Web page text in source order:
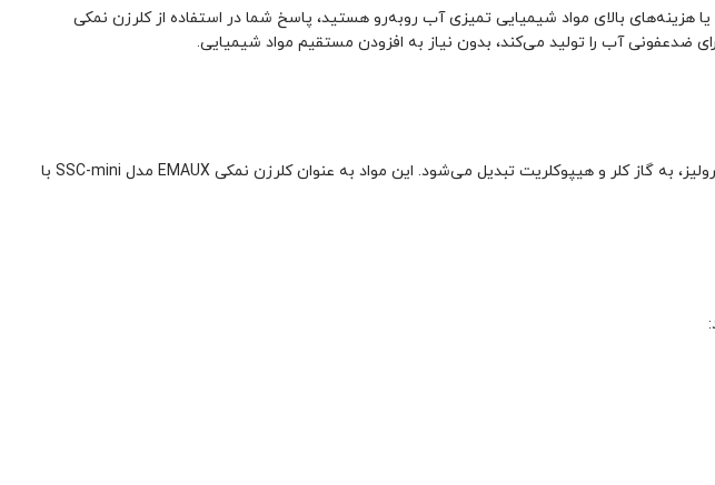
بالای مواد شیمیایی تمیزی آب روبه‌رو هستید، پاسخ شما در استفاده از کلرزن نمکی
نمکی به این صورت عمل می‌کند که نمک خوراکی (بدون ید) حل‌شده در آب استخر، تحت فرآیند الکترولیز، به گاز کلر و هیپوکلریت تبدیل می‌شود. این مواد به عنوان کلرزن نمکی EMAUX مدل SSC-mini با